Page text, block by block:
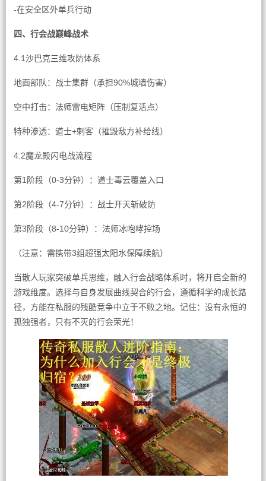
-在安全区外单兵行动
四、行会战巅峰战术
4.1沙巴克三维攻防体系
地面部队：战士集群（承担90%城墙伤害）
空中打击：法师雷电矩阵（压制复活点）
特种渗透：道士+刺客（摧毁敌方补给线）
4.2魔龙殿闪电战流程
第1阶段（0-3分钟）：道士毒云覆盖入口
第2阶段（4-7分钟）：战士开天斩破防
第3阶段（8-10分钟）：法师冰咆哮控场
（注意：需携带3组超强太阳水保障续航）
当散人玩家突破单兵思维，融入行会战略体系时，将开启全新的
游戏维度。选择与自身发展曲线契合的行会，遵循科学的成长路
径，方能在私服的残酷竞争中立于不败之地。记住：没有永恒的
孤独强者，只有不灭的行会荣光！